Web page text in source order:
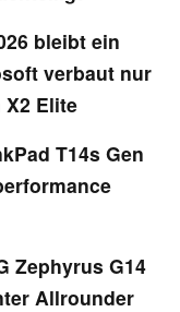
bleibt ein
verbaut nur
Elite
T14s Gen
Zephyrus G14
Allrounder